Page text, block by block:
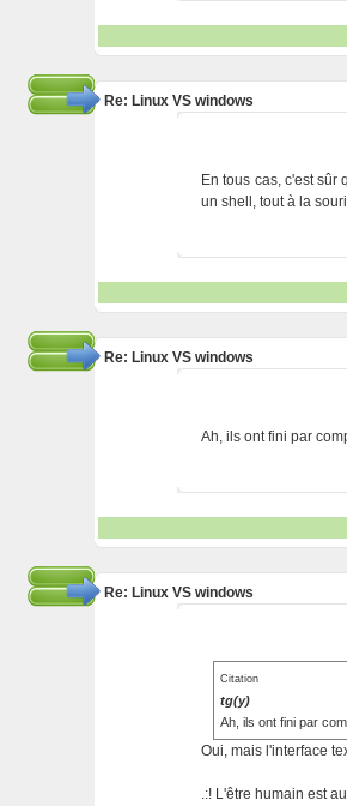
Re: Linux VS windows
En tous cas, c'est
un shell, tout à la
Re: Linux VS windows
Ah, ils ont fini par
Re: Linux VS windows
Citation
tg(y)
Ah, ils ont fini par
Oui, mais l'interface
.:! L'être humain est